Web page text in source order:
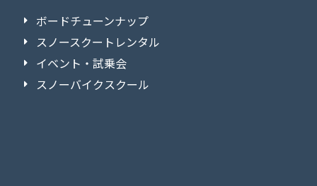
ボードチューンナップ
スノースクートレンタル
イベント・試乗会
スノーバイクスクール